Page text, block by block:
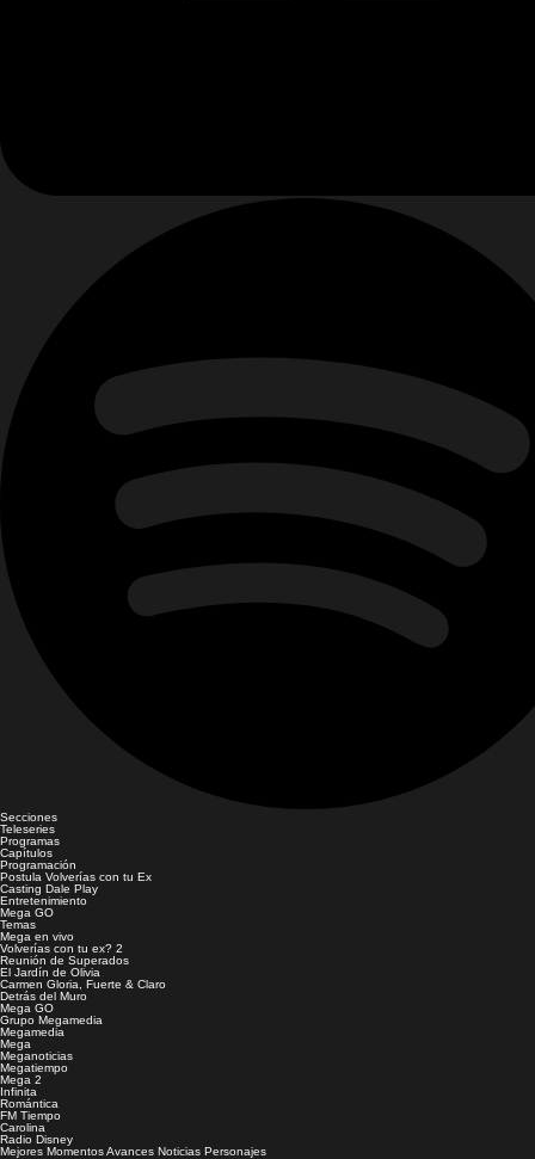
Secciones
Teleseries
Programas
Capítulos
Programación
Postula Volverías con tu Ex
Casting Dale Play
Entretenimiento
Mega GO
Temas
Mega en vivo
Volverías con tu ex? 2
Reunión de Superados
El Jardín de Olivia
Carmen Gloria, Fuerte & Claro
Detrás del Muro
Mega GO
Grupo Megamedia
Megamedia
Mega
Meganoticias
Megatiempo
Mega 2
Infinita
Romántica
FM Tiempo
Carolina
Radio Disney
Mejores MomentosAvances Noticias Personajes